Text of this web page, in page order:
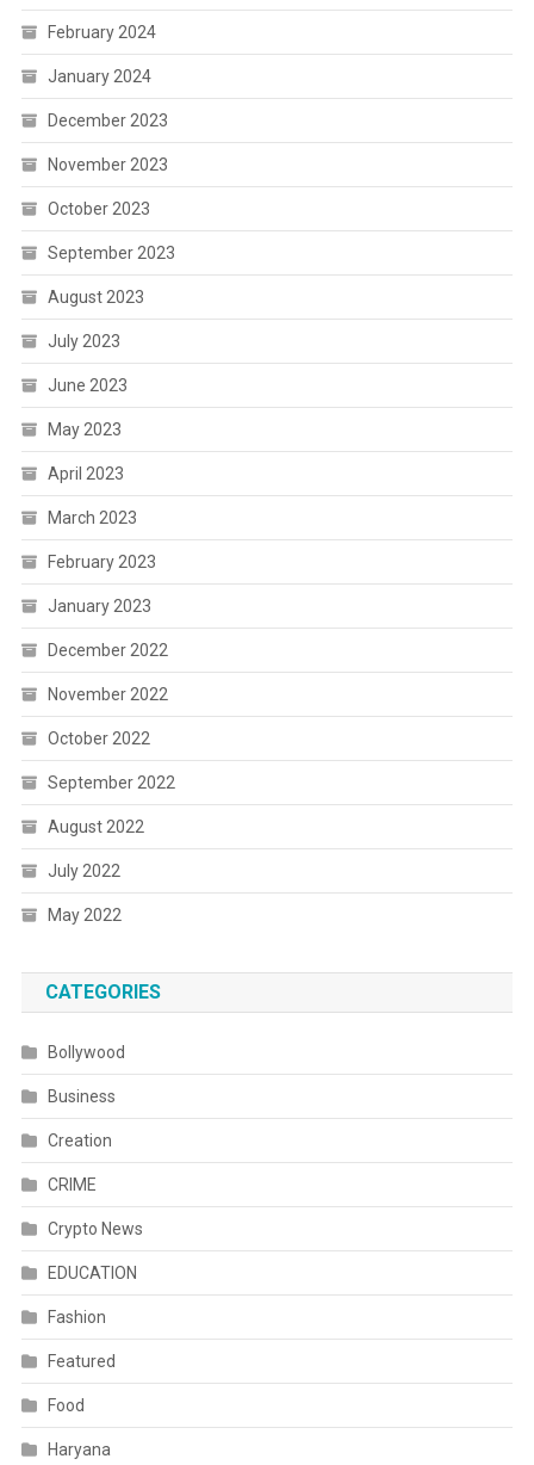
February 2024
January 2024
December 2023
November 2023
October 2023
September 2023
August 2023
July 2023
June 2023
May 2023
April 2023
March 2023
February 2023
January 2023
December 2022
November 2022
October 2022
September 2022
August 2022
July 2022
May 2022
CATEGORIES
Bollywood
Business
Creation
CRIME
Crypto News
EDUCATION
Fashion
Featured
Food
Haryana